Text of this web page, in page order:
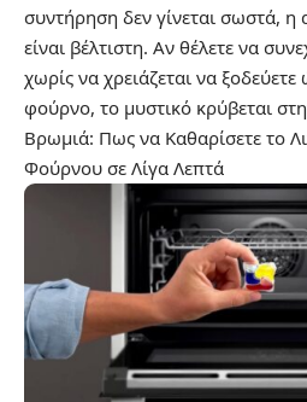
συντήρηση δεν γίνεται σωστά,
είναι βέλτιστη. Αν θέλετε να
χωρίς να χρειάζεται να
φούρνο, το μυστικό κρύβεται
Βρωμιά: Πως να Καθαρίσετε το
Φούρνου σε Λίγα Λεπτά